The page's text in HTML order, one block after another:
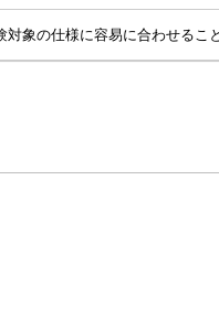
象の仕様に容易に合わせるこ